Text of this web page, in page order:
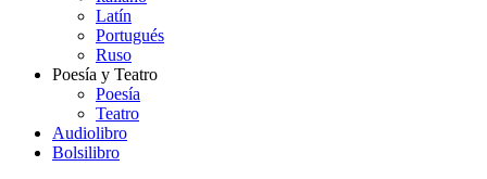
Latín
Portugués
Ruso
Poesía y Teatro
Poesía
Teatro
Audiolibro
Bolsilibro